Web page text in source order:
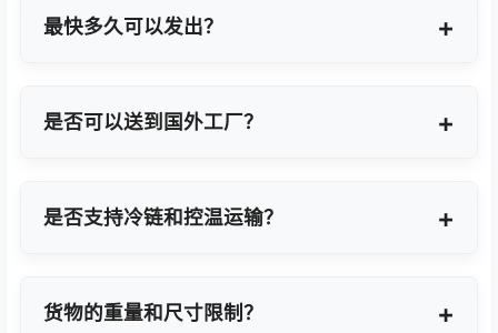
最快多久可以发出？
是否可以送到国外工厂？
是否支持冷链和控温运输？
货物的重量和尺寸限制？